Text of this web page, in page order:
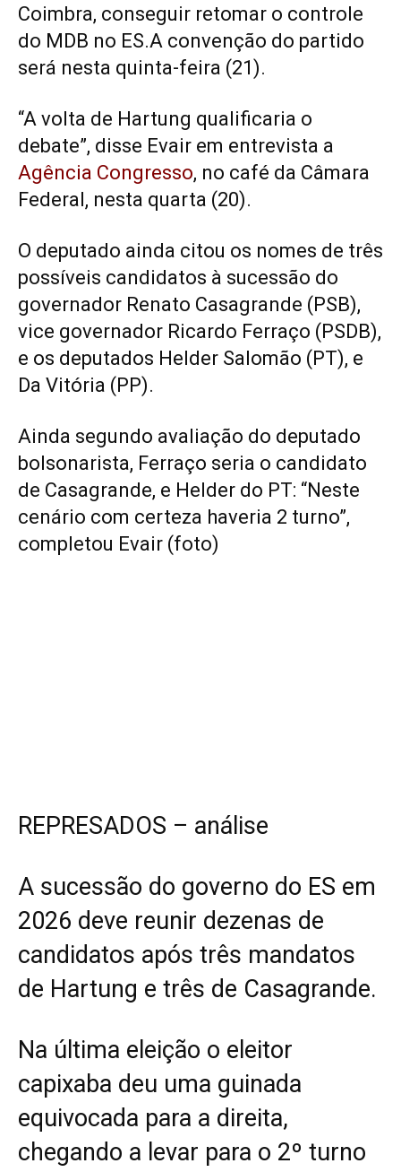
Coimbra, conseguir retomar o controle
do MDB no ES.A convenção do partido
será nesta quinta-feira (21).
“A volta de Hartung qualificaria o
debate”, disse Evair em entrevista a
Agência Congresso, no café da Câmara
Federal, nesta quarta (20).
O deputado ainda citou os nomes de três
possíveis candidatos à sucessão do
governador Renato Casagrande (PSB),
vice governador Ricardo Ferraço (PSDB),
e os deputados Helder Salomão (PT), e
Da Vitória (PP).
Ainda segundo avaliação do deputado
bolsonarista, Ferraço seria o candidato
de Casagrande, e Helder do PT: “Neste
cenário com certeza haveria 2 turno”,
completou Evair (foto)
REPRESADOS – análise
A sucessão do governo do ES em
2026 deve reunir dezenas de
candidatos após três mandatos
de Hartung e três de Casagrande.
Na última eleição o eleitor
capixaba deu uma guinada
equivocada para a direita,
chegando a levar para o 2º turno